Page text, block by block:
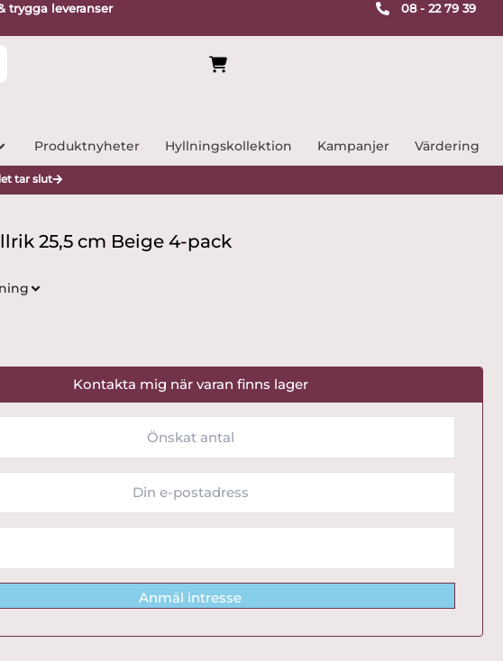
trygga leveranser 08 - 22 79 39
Produktnyheter Hyllningskollektion Kampanjer Värdering
tar slut
25,5 cm Beige 4-pack
Kontakta mig när varan finns lager
Anmäl intresse